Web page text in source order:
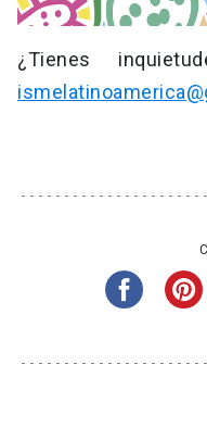
¿Tienes